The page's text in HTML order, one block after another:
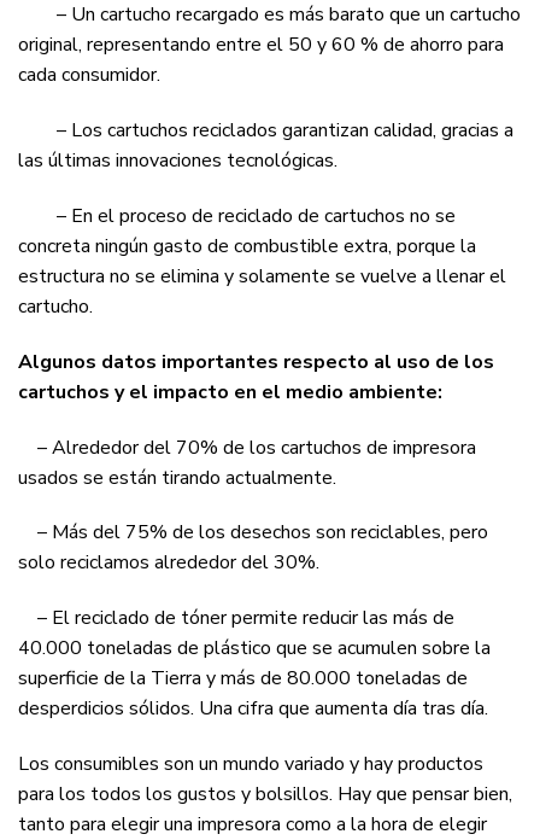
– Un cartucho recargado es más barato que un cartucho
original, representando entre el 50 y 60 % de ahorro para
cada consumidor.
– Los cartuchos reciclados garantizan calidad, gracias a
las últimas innovaciones tecnológicas.
– En el proceso de reciclado de cartuchos no se
concreta ningún gasto de combustible extra, porque la
estructura no se elimina y solamente se vuelve a llenar el
cartucho.
Algunos datos importantes respecto al uso de los
cartuchos y el impacto en el medio ambiente:
– Alrededor del 70% de los cartuchos de impresora
usados se están tirando actualmente.
– Más del 75% de los desechos son reciclables, pero
solo reciclamos alrededor del 30%.
– El reciclado de tóner permite reducir las más de
40.000 toneladas de plástico que se acumulen sobre la
superficie de la Tierra y más de 80.000 toneladas de
desperdicios sólidos. Una cifra que aumenta día tras día.
Los consumibles son un mundo variado y hay productos
para los todos los gustos y bolsillos. Hay que pensar bien,
tanto para elegir una impresora como a la hora de elegir